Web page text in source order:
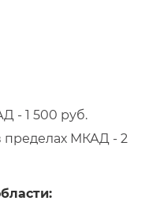
- 1 500 руб.
МКАД - 2